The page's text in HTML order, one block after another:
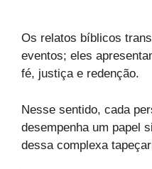
Os relatos bíblicos
eventos; eles
fé, justiça e redenção.
Nesse sentido, cada
desempenha um papel
dessa complexa